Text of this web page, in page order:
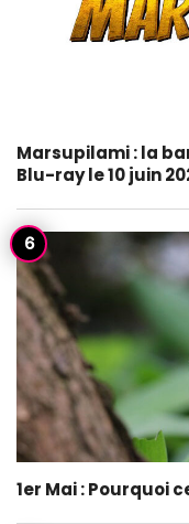
Marsupilami : la
Blu-ray le 10 juin
1er Mai : Pourquoi